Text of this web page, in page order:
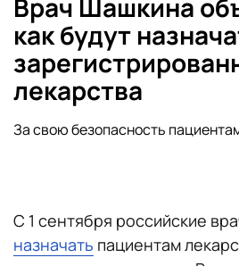
Врач Шашкина
как будут
лекарства
За свою безопасность
С 1 сентября российские
назначать пациентам